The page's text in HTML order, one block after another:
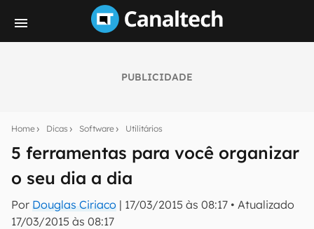
PUBLICIDADE
Home Dicas Software Utilitários
5 ferramentas para você organizar
o seu dia a dia
Por Douglas Ciriaco | 17/03/2015 às 08:17 • Atualizado
17/03/2015 às 08:17
notícias e reviews sobre tecnologia em primeira
E-mail